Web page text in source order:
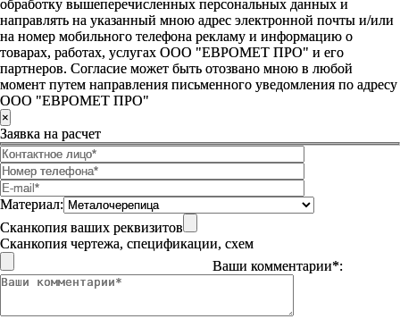
обработку вышеперечисленных персональных данных и
направлять на указанный мною адрес электронной почты и/или
на номер мобильного телефона рекламу и информацию о
товарах, работах, услугах ООО "ЕВРОМЕТ ПРО" и его
партнеров. Согласие может быть отозвано мною в любой
момент путем направления письменного уведомления по адресу
ООО "ЕВРОМЕТ ПРО"
×
Заявка на расчет
Материал:
Сканкопия ваших реквизитов
Сканкопия чертежа, спецификации, схем
Ваши комментарии*: